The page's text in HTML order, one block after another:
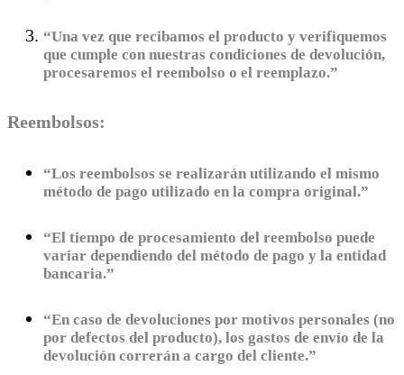
“Una vez que recibamos el producto y verifiquemos
que cumple con nuestras condiciones de devolución,
procesaremos el reembolso o el reemplazo.”
Reembolsos:
“Los reembolsos se realizarán utilizando el mismo
método de pago utilizado en la compra original.”
“El tiempo de procesamiento del reembolso puede
variar dependiendo del método de pago y la entidad
bancaria.”
“En caso de devoluciones por motivos personales (no
por defectos del producto), los gastos de envío de la
devolución correrán a cargo del cliente.”